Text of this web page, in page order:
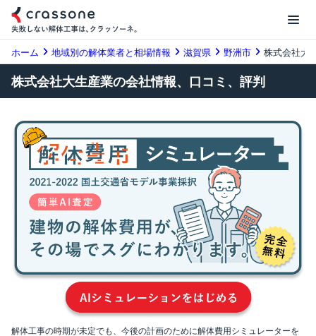
ホーム 地域別の解体業者と相場情報 滋賀県 野洲市 株式会社大
株式会社大生産業の会社情報、口コミ、評判
解体工事の時期が未定でも、今後の計画のために解体費用シミュレーターを